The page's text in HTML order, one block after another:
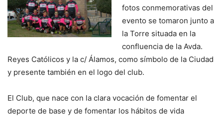
fotos conmemorativas del
evento se tomaron junto a
la Torre situada en la
confluencia de la Avda.
Reyes Católicos y la c/ Álamos, como símbolo de la Ciudad
y presente también en el logo del club.
El Club, que nace con la clara vocación de fomentar el
deporte de base y de fomentar los hábitos de vida